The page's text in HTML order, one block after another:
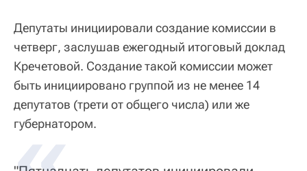
Депутаты инициировали создание комиссии в
четверг, заслушав ежегодный итоговый доклад
Кречетовой. Создание такой комиссии может
быть инициировано группой из не менее 14
депутатов (трети от общего числа) или же
губернатором.